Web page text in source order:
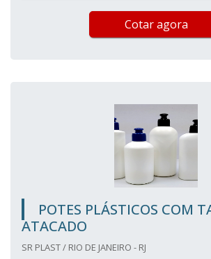
Cotar agora
POTES PLÁSTICOS COM
ATACADO
SR PLAST / RIO DE JANEIRO - RJ